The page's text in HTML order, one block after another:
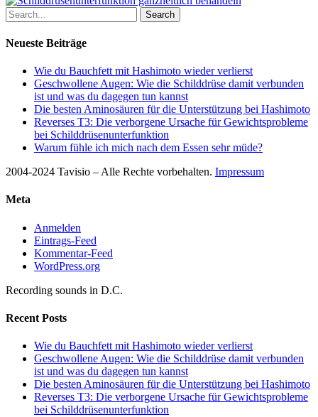
Search
Neueste Beiträge
Wie du Bauchfett mit Hashimoto wieder verlierst
Geschwollene Augen: Wie die Schilddrüse damit verbunden
ist und was du dagegen tun kannst
Die besten Aminosäuren für die Unterstützung bei Hashimoto
Reverses T3: Die verborgene Ursache für Gewichtsprobleme
bei Schilddrüsenunterfunktion
Warum fühle ich mich nach dem Essen sehr müde?
2004-2024 Tavisio – Alle Rechte vorbehalten. Impressum
Meta
Anmelden
Eintrags-Feed
Kommentar-Feed
WordPress.org
Recording sounds in D.C.
Recent Posts
Wie du Bauchfett mit Hashimoto wieder verlierst
Geschwollene Augen: Wie die Schilddrüse damit verbunden
ist und was du dagegen tun kannst
Die besten Aminosäuren für die Unterstützung bei Hashimoto
Reverses T3: Die verborgene Ursache für Gewichtsprobleme
bei Schilddrüsenunterfunktion